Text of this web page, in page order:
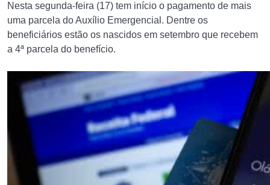
Nesta segunda-feira (17) tem início o pagamento de mais
uma parcela do Auxílio Emergencial. Dentre os
beneficiários estão os nascidos em setembro que recebem
a 4ª parcela do benefício.